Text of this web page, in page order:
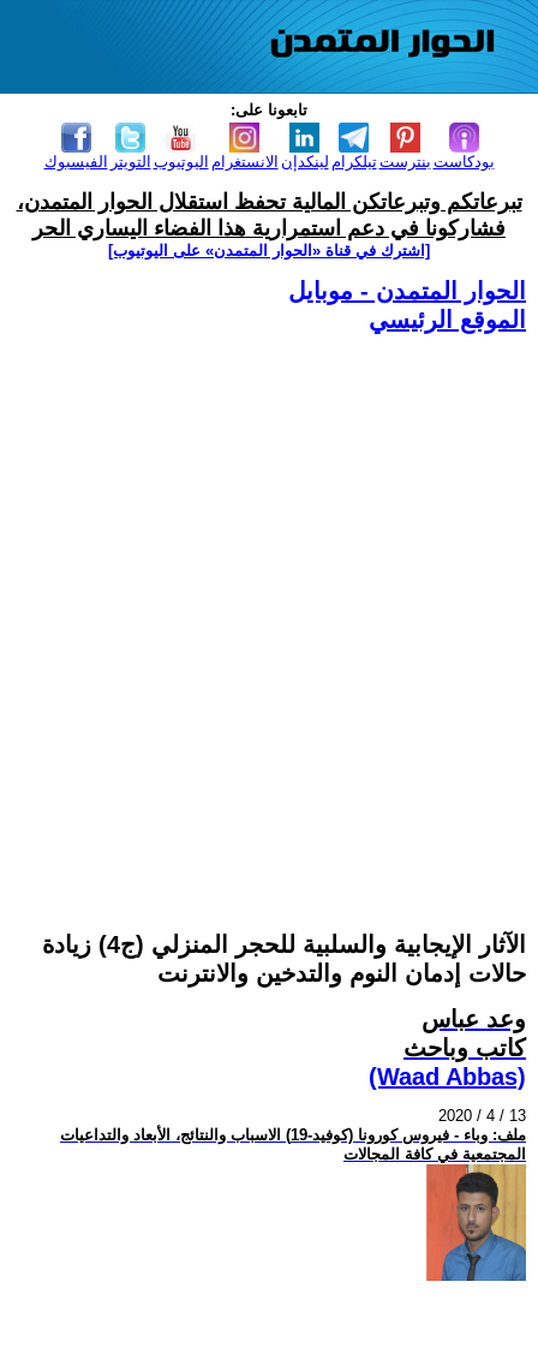
تابعونا على:
الفيسبوك التويتر اليوتيوب الانستغرام لينكدإن تيلكرامبنترست بودكاست
تبرعاتكم وتبرعاتكن المالية تحفظ استقلال الحوار المتمدن،
فشاركونا في دعم استمرارية هذا الفضاء اليساري الحر
[اشترك في قناة ‫«الحوار المتمدن» على اليوتيوب]
الحوار المتمدن - موبايل
الموقع الرئيسي
الآثار الإيجابية والسلبية للحجر المنزلي (ج4) زيادة
حالات إدمان النوم والتدخين والانترنت
وعد عباس
كاتب وباحث
(Waad Abbas)
2020 / 4 / 13
ملف: وباء - فيروس كورونا (كوفيد-19) الاسباب والنتائج، الأبعاد والتداعيات
المجتمعية في كافة المجالات